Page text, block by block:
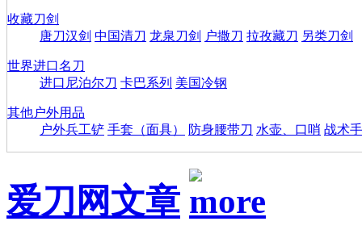
收藏刀剑
唐刀汉剑 中国清刀 龙泉刀剑 户撒刀 拉孜藏刀 另类刀剑
世界进口名刀
进口尼泊尔刀 卡巴系列 美国冷钢
其他户外用品
户外兵工铲 手套（面具） 防身腰带刀 水壶、口哨 战术
爱刀网文章